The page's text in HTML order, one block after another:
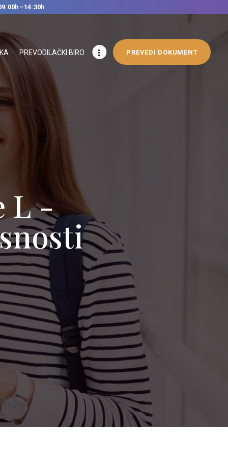
PREVODILAČKI BIRO PREVEDI DOKUMENT